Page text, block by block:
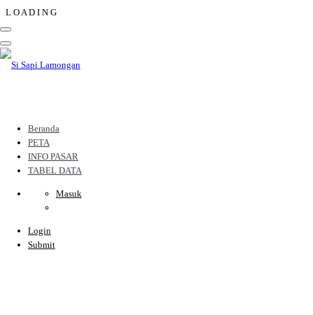
L OA D I N G
Beranda
PETA
INFO PASAR
TABEL DATA
Masuk
Login
Submit